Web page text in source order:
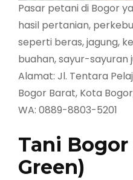
Pasar petani di Bogor
hasil pertanian,
seperti beras, jagung,
buahan, sayur-sayuran
Alamat: Jl. Tentara
Bogor Barat, Kota
WA: 0889-8803-5201
Tani
Green)